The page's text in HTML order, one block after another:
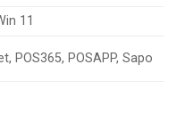
11
POS365, POSAPP, Sapo